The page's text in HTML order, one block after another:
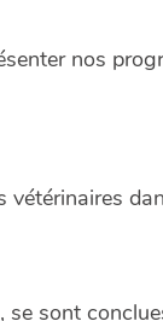
nos
vétérinaires
se sont